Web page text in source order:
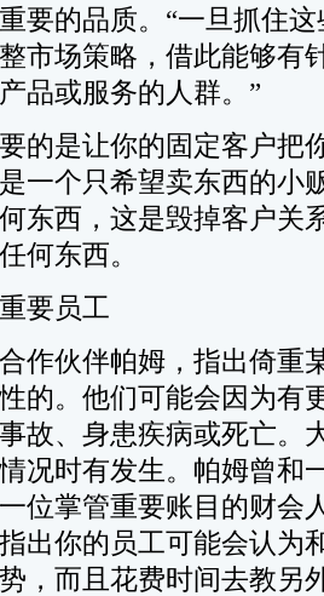
要的品质。“一旦抓住
市场策略，借此能够有
品或服务的人群。”
是让你的固定客户把
一个只希望卖东西的小
东西，这是毁掉客户关
何东西。
要员工
伙伴帕姆，指出倚重
的。他们可能会因为有
故、身患疾病或死亡。
况时有发生。帕姆曾和
位掌管重要账目的财会
出你的员工可能会认为
，而且花费时间去教另